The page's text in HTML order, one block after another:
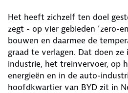
Het heeft zichzelf ten doel
zegt - op vier gebieden ‘zero-
bouwen en daarmee de
graad te verlagen. Dat doen
industrie, het treinvervoer, op
energieën en in de auto-
hoofdkwartier van BYD zit in